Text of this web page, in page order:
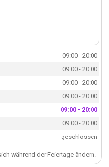
09:00 - 20:00
09:00 - 20:00
09:00 - 20:00
09:00 - 20:00
09:00 - 20:00
09:00 - 20:00
geschlossen
während der Feiertage ändern.